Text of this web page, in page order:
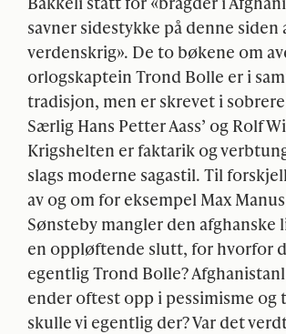
savner sidestykke på denne siden
verdenskrig». De to bøkene om
orlogskaptein Trond Bolle er i
tradisjon, men er skrevet i
Særlig Hans Petter Aass’ og Rolf
Krigshelten er faktarik og
slags moderne sagastil. Til
av og om for eksempel Max
Sønsteby mangler den
en oppløftende slutt, for hvorfor
egentlig Trond Bolle?
ender oftest opp i pessimisme og
skulle vi egentlig der? Var det